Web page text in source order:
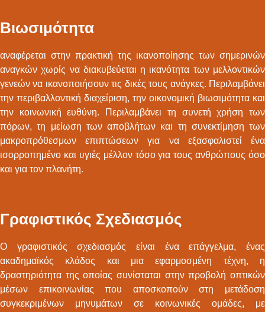
Βιωσιμότητα
αναφέρεται στην πρακτική της ικανοποίησης των σημερινών
αναγκών χωρίς να διακυβεύεται η ικανότητα των μελλοντικών
γενεών να ικανοποιήσουν τις δικές τους ανάγκες. Περιλαμβάνει
την περιβαλλοντική διαχείριση, την οικονομική βιωσιμότητα και
την κοινωνική ευθύνη. Περιλαμβάνει τη συνετή χρήση των
πόρων, τη μείωση των αποβλήτων και τη συνεκτίμηση των
μακροπρόθεσμων επιπτώσεων για να εξασφαλιστεί ένα
ισορροπημένο και υγιές μέλλον τόσο για τους ανθρώπους όσο
και για τον πλανήτη.
Γραφιστικός Σχεδιασμός
Ο γραφιστικός σχεδιασμός είναι ένα επάγγελμα, ένας
ακαδημαϊκός κλάδος και μια εφαρμοσμένη τέχνη, η
δραστηριότητα της οποίας συνίσταται στην προβολή οπτικών
μέσων επικοινωνίας που αποσκοπούν στη μετάδοση
συγκεκριμένων μηνυμάτων σε κοινωνικές ομάδες, με